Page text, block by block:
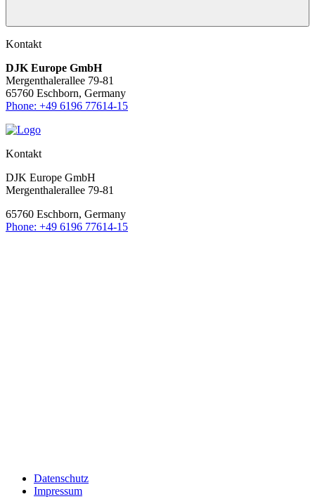
Kontakt
DJK Europe GmbH
Mergenthalerallee 79-81
65760 Eschborn, Germany
Phone: +49 6196 77614-15
Kontakt
DJK Europe GmbH
Mergenthalerallee 79-81
65760 Eschborn, Germany
Phone: +49 6196 77614-15
Datenschutz
Impressum